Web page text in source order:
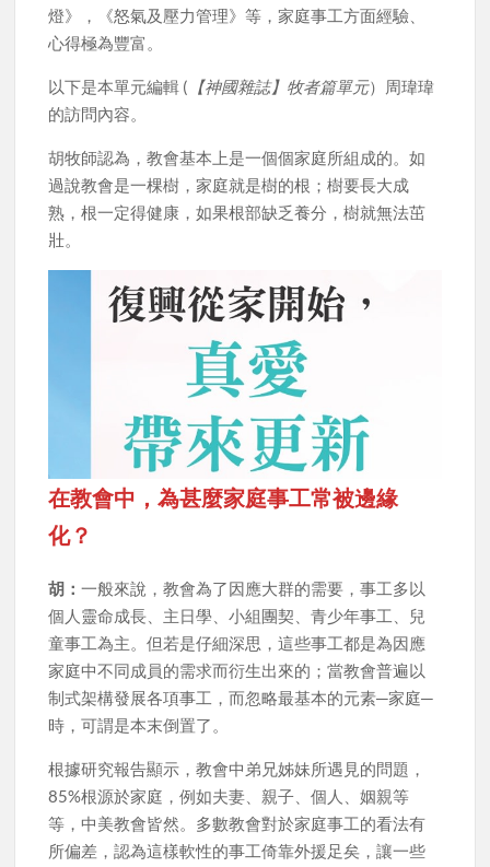
燈》，《怒氣及壓力管理》等，家庭事工方面經驗、
心得極為豐富。
以下是本單元編輯 ( 【神國雜誌】牧者篇單元）周瑋瑋
的訪問內容。
胡牧師認為，教會基本上是一個個家庭所組成的。如
過說教會是一棵樹，家庭就是樹的根；樹要長大成
熟，根一定得健康，如果根部缺乏養分，樹就無法茁
壯。
在教會中，為甚麼家庭事工常被邊緣
化？
胡：一般來說，教會為了因應大群的需要，事工多以
個人靈命成長、主日學、小組團契、青少年事工、兒
童事工為主。但若是仔細深思，這些事工都是為因應
家庭中不同成員的需求而衍生出來的；當教會普遍以
制式架構發展各項事工，而忽略最基本的元素─家庭─
時，可謂是本末倒置了。
根據研究報告顯示，教會中弟兄姊妹所遇見的問題，
85%根源於家庭，例如夫妻、親子、個人、姻親等
等，中美教會皆然。多數教會對於家庭事工的看法有
所偏差，認為這樣軟性的事工倚靠外援足矣，讓一些